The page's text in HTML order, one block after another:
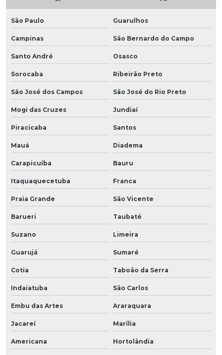
São Paulo Guarulhos
Campinas São Bernardo do Campo
Santo André Osasco
Sorocaba Ribeirão Preto
São José dos Campos São José do Rio Preto
Mogi das Cruzes Jundiaí
Piracicaba Santos
Mauá Diadema
Carapicuíba Bauru
Itaquaquecetuba Franca
Praia Grande São Vicente
Barueri Taubaté
Suzano Limeira
Guarujá Sumaré
Cotia Taboão da Serra
Indaiatuba São Carlos
Embu das Artes Araraquara
Jacareí Marília
Americana Hortolândia